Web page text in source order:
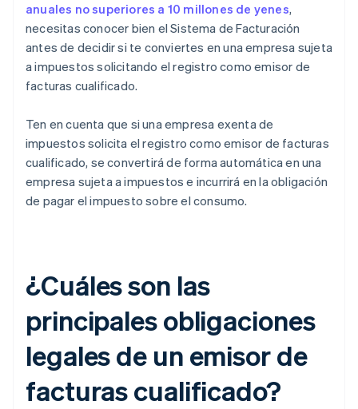
anuales no superiores a 10 millones de yenes,
necesitas conocer bien el Sistema de Facturación
antes de decidir si te conviertes en una empresa sujeta
a impuestos solicitando el registro como emisor de
facturas cualificado.
Ten en cuenta que si una empresa exenta de
impuestos solicita el registro como emisor de facturas
cualificado, se convertirá de forma automática en una
empresa sujeta a impuestos e incurrirá en la obligación
de pagar el impuesto sobre el consumo.
¿Cuáles son las
principales obligaciones
legales de un emisor de
facturas cualificado?